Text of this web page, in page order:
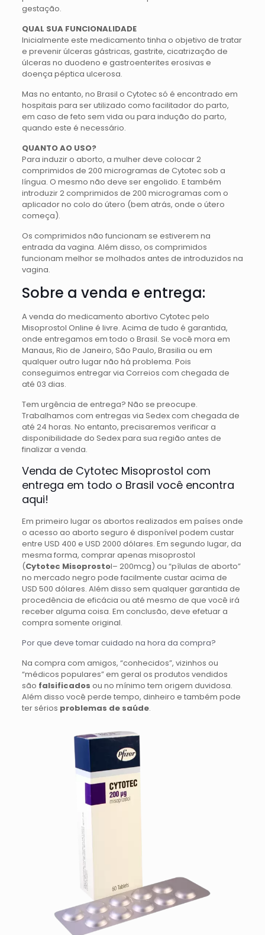
gestação.
QUAL SUA FUNCIONALIDADE
Inicialmente este medicamento tinha o objetivo de tratar
e prevenir úlceras gástricas, gastrite, cicatrização de
úlceras no duodeno e gastroenterites erosivas e
doença péptica ulcerosa.
Mas no entanto, no Brasil o Cytotec só é encontrado em
hospitais para ser utilizado como facilitador do parto,
em caso de feto sem vida ou para indução do parto,
quando este é necessário.
QUANTO AO USO?
Para induzir o aborto, a mulher deve colocar 2
comprimidos de 200 microgramas de Cytotec sob a
língua. O mesmo não deve ser engolido. E também
introduzir 2 comprimidos de 200 microgramas com o
aplicador no colo do útero (bem atrás, onde o útero
começa).
Os comprimidos não funcionam se estiverem na
entrada da vagina. Além disso, os comprimidos
funcionam melhor se molhados antes de introduzidos na
vagina.
Sobre a venda e entrega:
A venda do medicamento abortivo Cytotec pelo
Misoprostol Online é livre. Acima de tudo é garantida,
onde entregamos em todo o Brasil. Se você mora em
Manaus, Rio de Janeiro, São Paulo, Brasilia ou em
qualquer outro lugar não há problema. Pois
conseguimos entregar via Correios com chegada de
até 03 dias.
Tem urgência de entrega? Não se preocupe.
Trabalhamos com entregas via Sedex com chegada de
até 24 horas. No entanto, precisaremos verificar a
disponibilidade do Sedex para sua região antes de
finalizar a venda.
Venda de Cytotec Misoprostol com
entrega em todo o Brasil você encontra
aqui!
Em primeiro lugar os abortos realizados em países onde
o acesso ao aborto seguro é disponível podem custar
entre USD 400 e USD 2000 dólares. Em segundo lugar, da
mesma forma, comprar apenas misoprostol
(Cytotec Misoprostol– 200mcg) ou “pílulas de aborto”
no mercado negro pode facilmente custar acima de
USD 500 dólares. Além disso sem qualquer garantida de
procedência de eficácia ou até mesmo de que você irá
receber alguma coisa. Em conclusão, deve efetuar a
compra somente original.
Por que deve tomar cuidado na hora da compra?
Na compra com amigos, “conhecidos”, vizinhos ou
“médicos populares” em geral os produtos vendidos
são falsificados ou no mínimo tem origem duvidosa.
Além disso você perde tempo, dinheiro e também pode
ter sérios problemas de saúde.